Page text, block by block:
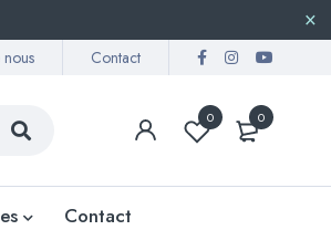
Contact
0
0
Contact